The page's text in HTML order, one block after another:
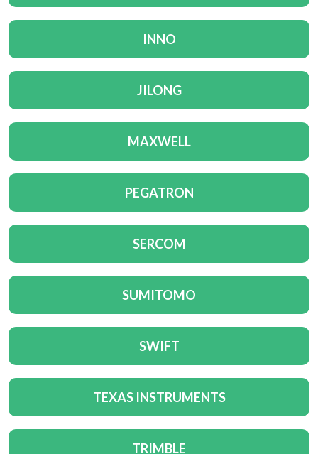
INNO
JILONG
MAXWELL
PEGATRON
SERCOM
SUMITOMO
SWIFT
TEXAS INSTRUMENTS
TRIMBLE